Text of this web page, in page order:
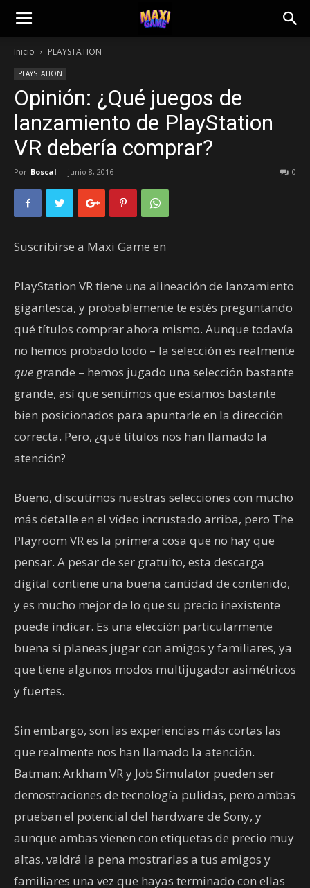
Inicio PLAYSTATION
PLAYSTATION
Opinión: ¿Qué juegos de
lanzamiento de PlayStation
VR debería comprar?
Por Boscal - junio 8, 2016 0
Suscribirse a Maxi Game en
PlayStation VR tiene una alineación de lanzamiento
gigantesca, y probablemente te estés preguntando
qué títulos comprar ahora mismo. Aunque todavía
no hemos probado todo – la selección es realmente
que grande – hemos jugado una selección bastante
grande, así que sentimos que estamos bastante
bien posicionados para apuntarle en la dirección
correcta. Pero, ¿qué títulos nos han llamado la
atención?
Bueno, discutimos nuestras selecciones con mucho
más detalle en el vídeo incrustado arriba, pero The
Playroom VR es la primera cosa que no hay que
pensar. A pesar de ser gratuito, esta descarga
digital contiene una buena cantidad de contenido,
y es mucho mejor de lo que su precio inexistente
puede indicar. Es una elección particularmente
buena si planeas jugar con amigos y familiares, ya
que tiene algunos modos multijugador asimétricos
y fuertes.
Sin embargo, son las experiencias más cortas las
que realmente nos han llamado la atención.
Batman: Arkham VR y Job Simulator pueden ser
demostraciones de tecnología pulidas, pero ambas
prueban el potencial del hardware de Sony, y
aunque ambas vienen con etiquetas de precio muy
altas, valdrá la pena mostrarlas a tus amigos y
familiares una vez que hayas terminado con ellas